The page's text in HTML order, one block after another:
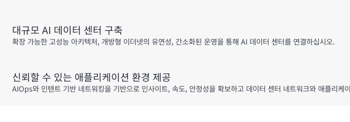
대규모 AI 데이터 센터 구축
확장 가능한 고성능 아키텍처, 개방형 이더넷의 유연성, 간소화된 운영을 통해 AI 데이터 센터를 연결하십시오.
신뢰할 수 있는 애플리케이션 환경 제공
AIOps와 인텐트 기반 네트워킹을 기반으로 인사이트, 속도, 안정성을 확보하고 데이터 센터 네트워크와 애플리케